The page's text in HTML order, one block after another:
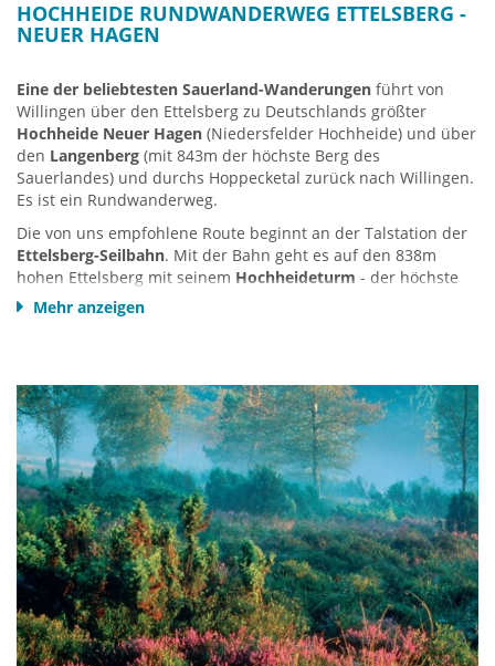
HOCHHEIDE RUNDWANDERWEG ETTELSBERG -
NEUER HAGEN
Eine der beliebtesten Sauerland-Wanderungen führt von
Willingen über den Ettelsberg zu Deutschlands größter
Hochheide Neuer Hagen (Niedersfelder Hochheide) und über
den Langenberg (mit 843m der höchste Berg des
Sauerlandes) und durchs Hoppecketal zurück nach Willingen.
Es ist ein Rundwanderweg.
Die von uns empfohlene Route beginnt an der Talstation der
Ettelsberg-Seilbahn. Mit der Bahn geht es auf den 838m
hohen Ettelsberg mit seinem Hochheideturm - der höchste
Aussichtspunkt Nordwestdeutschland auf 875m - und Siggis
berühmter Ettelsberg-Hütte.
Aussichtspunkt am Clemensberghat man einen schönen
Blick über die Winterberger Hochebene. Am Ende der
Hochheide wartet dieNiedersfelder Hochheidehütte
, wo man
sich auf ungefähr halber Wegstrecke stärken kann.
Anschließend geht es zum Langenberg(mit 843m der höchste
Berg im Sauerland) und von dort bergab ins Hoppecketal und
zurück nach Willingen.
Die Tour beträgt ca. 13km und dauert ca. 3 Std. reine Gehzeit.
Man sollte mit Pausen, Einkehr, Aussichten und Genuss
jedoch 6 Std. einkalkulieren. Die Wegstrecke verläuft
überwiegend auf Forstwegen - dennoch wird festes
Schuhwerk empfohlen.
Mehr anzeigen